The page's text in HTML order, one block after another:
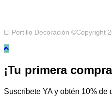
El Portillo Decoración ©Copyright
¡Tu primera
Suscríbete YA y obtén 10% de